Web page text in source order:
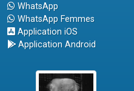
WhatsApp
WhatsApp Femmes
Application iOS
Application Android